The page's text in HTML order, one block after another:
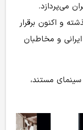
می‌پردازد.
و اکنون برقرار
و مخاطبان
مستند،